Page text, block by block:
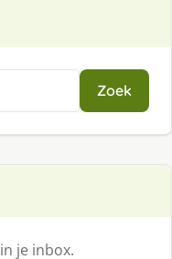
Zoek
je inbox.